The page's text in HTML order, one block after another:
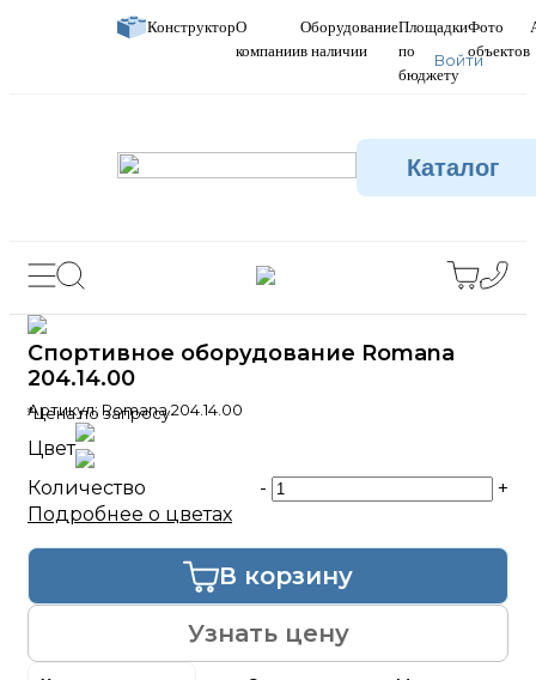
КонструкторО
компании
Оборудование
в наличии
Площадки
по
бюджету
Фото
объектов
Войти
Каталог
Спортивное оборудование Romana
204.14.00
Артикул: Romana 204.14.00
*Цена по запросу
Цвет
Количество
-
+
Подробнее о цветах
Узнать цену
В корзину